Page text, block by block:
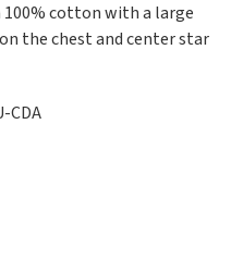
cotton with a large
the chest and center star
CDA